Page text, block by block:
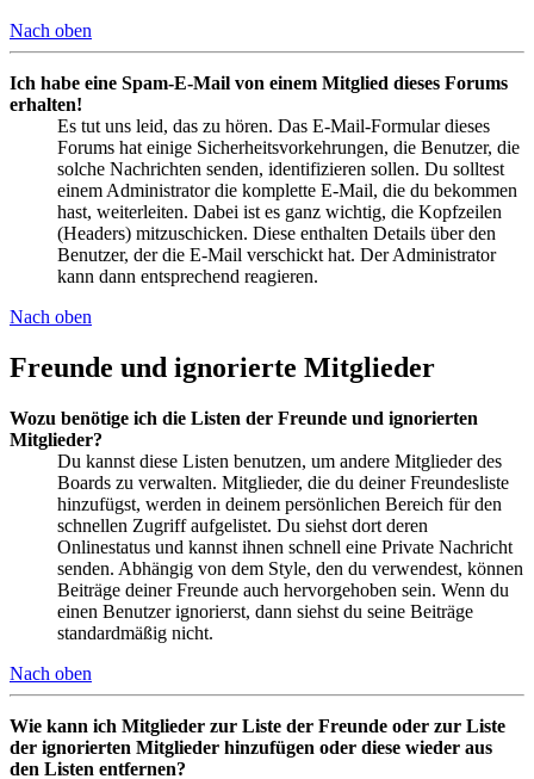
Nach oben
Ich habe eine Spam-E-Mail von einem Mitglied dieses Forums
erhalten!
Es tut uns leid, das zu hören. Das E-Mail-Formular dieses
Forums hat einige Sicherheitsvorkehrungen, die Benutzer, die
solche Nachrichten senden, identifizieren sollen. Du solltest
einem Administrator die komplette E-Mail, die du bekommen
hast, weiterleiten. Dabei ist es ganz wichtig, die Kopfzeilen
(Headers) mitzuschicken. Diese enthalten Details über den
Benutzer, der die E-Mail verschickt hat. Der Administrator
kann dann entsprechend reagieren.
Nach oben
Freunde und ignorierte Mitglieder
Wozu benötige ich die Listen der Freunde und ignorierten
Mitglieder?
Du kannst diese Listen benutzen, um andere Mitglieder des
Boards zu verwalten. Mitglieder, die du deiner Freundesliste
hinzufügst, werden in deinem persönlichen Bereich für den
schnellen Zugriff aufgelistet. Du siehst dort deren
Onlinestatus und kannst ihnen schnell eine Private Nachricht
senden. Abhängig von dem Style, den du verwendest, können
Beiträge deiner Freunde auch hervorgehoben sein. Wenn du
einen Benutzer ignorierst, dann siehst du seine Beiträge
standardmäßig nicht.
Nach oben
Wie kann ich Mitglieder zur Liste der Freunde oder zur Liste
der ignorierten Mitglieder hinzufügen oder diese wieder aus
den Listen entfernen?